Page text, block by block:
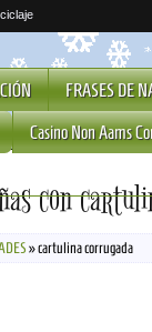
FRASES DE
Casino Non Aams
con
»cartulina corrugada